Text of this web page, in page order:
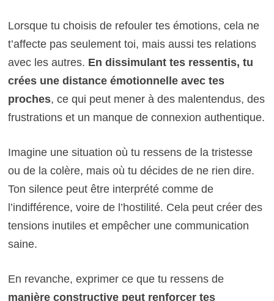
Lorsque tu choisis de refouler tes émotions, cela ne
t’affecte pas seulement toi, mais aussi tes relations
avec les autres. En dissimulant tes ressentis, tu
crées une distance émotionnelle avec tes
proches, ce qui peut mener à des malentendus, des
frustrations et un manque de connexion authentique.
Imagine une situation où tu ressens de la tristesse
ou de la colère, mais où tu décides de ne rien dire.
Ton silence peut être interprété comme de
l’indifférence, voire de l’hostilité. Cela peut créer des
tensions inutiles et empêcher une communication
saine.
En revanche, exprimer ce que tu ressens de
manière constructive peut renforcer tes